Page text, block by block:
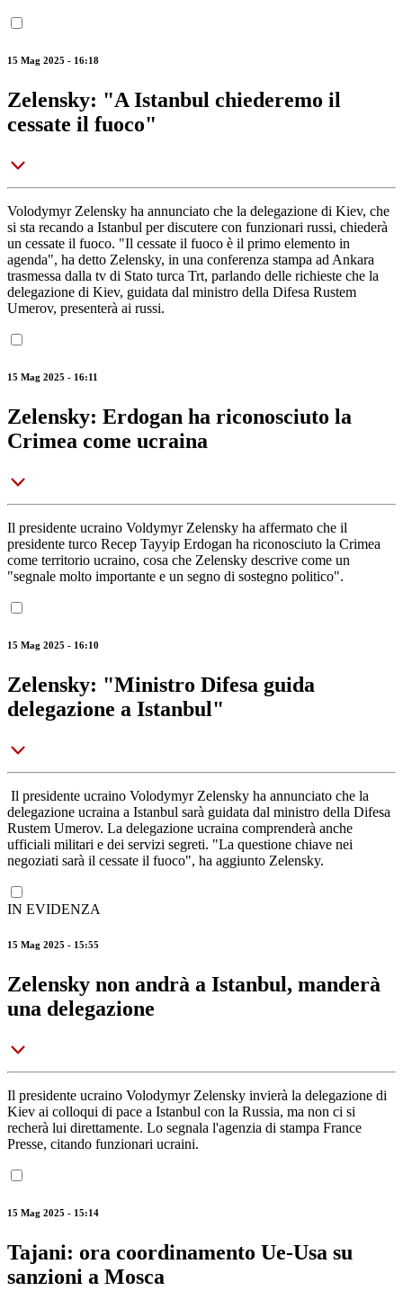
15 Mag 2025 - 16:18
Zelensky: "A Istanbul chiederemo il
cessate il fuoco"
Volodymyr Zelensky ha annunciato che la delegazione di Kiev, che
si sta recando a Istanbul per discutere con funzionari russi, chiederà
un cessate il fuoco. "Il cessate il fuoco è il primo elemento in
agenda", ha detto Zelensky, in una conferenza stampa ad Ankara
trasmessa dalla tv di Stato turca Trt, parlando delle richieste che la
delegazione di Kiev, guidata dal ministro della Difesa Rustem
Umerov, presenterà ai russi.
15 Mag 2025 - 16:11
Zelensky: Erdogan ha riconosciuto la
Crimea come ucraina
Il presidente ucraino Voldymyr Zelensky ha affermato che il
presidente turco Recep Tayyip Erdogan ha riconosciuto la Crimea
come territorio ucraino, cosa che Zelensky descrive come un
"segnale molto importante e un segno di sostegno politico".
15 Mag 2025 - 16:10
Zelensky: "Ministro Difesa guida
delegazione a Istanbul"
Il presidente ucraino Volodymyr Zelensky ha annunciato che la
delegazione ucraina a Istanbul sarà guidata dal ministro della Difesa
Rustem Umerov. La delegazione ucraina comprenderà anche
ufficiali militari e dei servizi segreti. "La questione chiave nei
negoziati sarà il cessate il fuoco", ha aggiunto Zelensky.
IN EVIDENZA
15 Mag 2025 - 15:55
Zelensky non andrà a Istanbul, manderà
una delegazione
Il presidente ucraino Volodymyr Zelensky invierà la delegazione di
Kiev ai colloqui di pace a Istanbul con la Russia, ma non ci si
recherà lui direttamente. Lo segnala l'agenzia di stampa France
Presse, citando funzionari ucraini.
15 Mag 2025 - 15:14
Tajani: ora coordinamento Ue-Usa su
sanzioni a Mosca